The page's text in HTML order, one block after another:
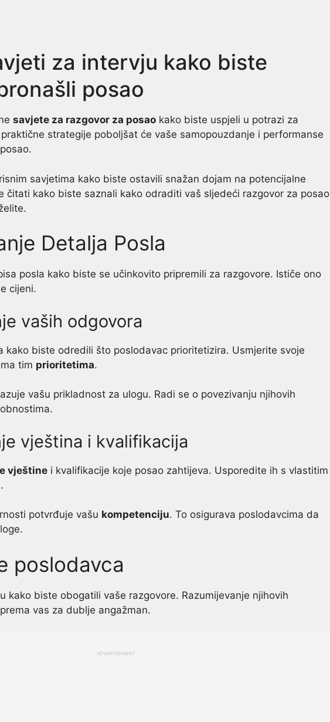
za intervju kako biste
posao
savjete za razgovor za posao kako biste uspjeli u potrazi za
strategije poboljšat će vaše samopouzdanje i performanse
savjetima kako biste ostavili snažan dojam na potencijalne
čitati kako biste saznali kako odraditi vaš sljedeći razgovor za posao
Detalja Posla
posla kako biste se učinkovito pripremili za razgovore. Ističe ono
cijeni.
vaših odgovora
kako biste odredili što poslodavac prioritetizira. Usmjerite svoje
tim prioritetima.
vašu prikladnost za ulogu. Radi se o povezivanju njihovih
vještina i kvalifikacija
vještine i kvalifikacije koje posao zahtijeva. Usporedite ih s vlastitim
potvrđuje vašu kompetenciju. To osigurava poslodavcima da
poslodavca
kako biste obogatili vaše razgovore. Razumijevanje njihovih
vas za dublje angažman.
ADVERTISEMENT